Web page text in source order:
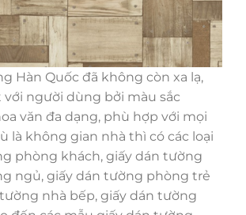
Hàn Quốc đã không còn xa lạ,
với người dùng bởi màu sắc
văn đa dạng, phù hợp với mọi
là không gian nhà thì có các loại
phòng khách, giấy dán tường
ngủ, giấy dán tường phòng trẻ
nhà bếp, giấy dán tường